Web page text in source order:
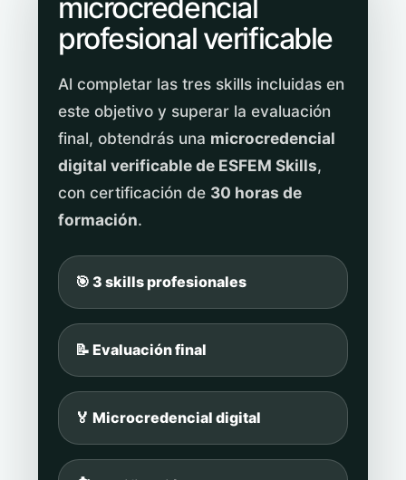
microcredencial
profesional verificable
Al completar las tres skills incluidas en
este objetivo y superar la evaluación
final, obtendrás una microcredencial
digital verificable de ESFEM Skills,
con certificación de 30 horas de
formación.
🎯 3 skills profesionales
📝 Evaluación final
🏅 Microcredencial digital